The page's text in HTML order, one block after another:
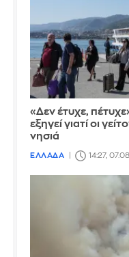
«Δεν έτυχε,
εξηγεί γιατί οι
νησιά
ΕΛΛΑΔΑ 14:27,